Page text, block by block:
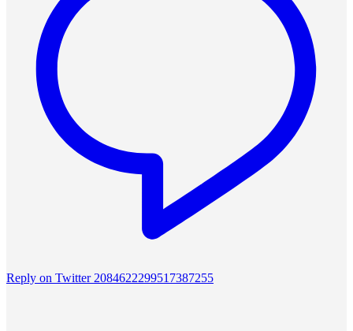
Reply on Twitter 2084622299517387255